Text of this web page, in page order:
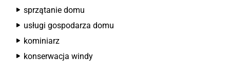
sprzątanie domu
usługi gospodarza domu
kominiarz
konserwacja windy